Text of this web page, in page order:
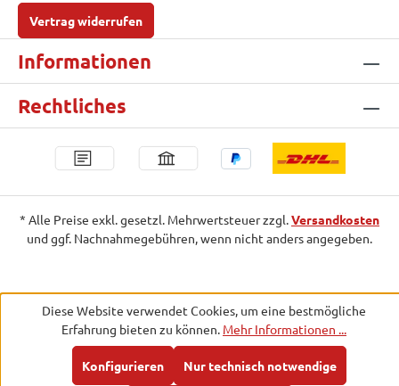
Vertrag widerrufen
Informationen
Rechtliches
* Alle Preise exkl. gesetzl. Mehrwertsteuer zzgl.Versandkosten
und ggf. Nachnahmegebühren, wenn nicht anders angegeben.
Diese Website verwendet Cookies, um eine bestmögliche
Erfahrung bieten zu können. Mehr Informationen ...
Nur technisch notwendige
Konfigurieren